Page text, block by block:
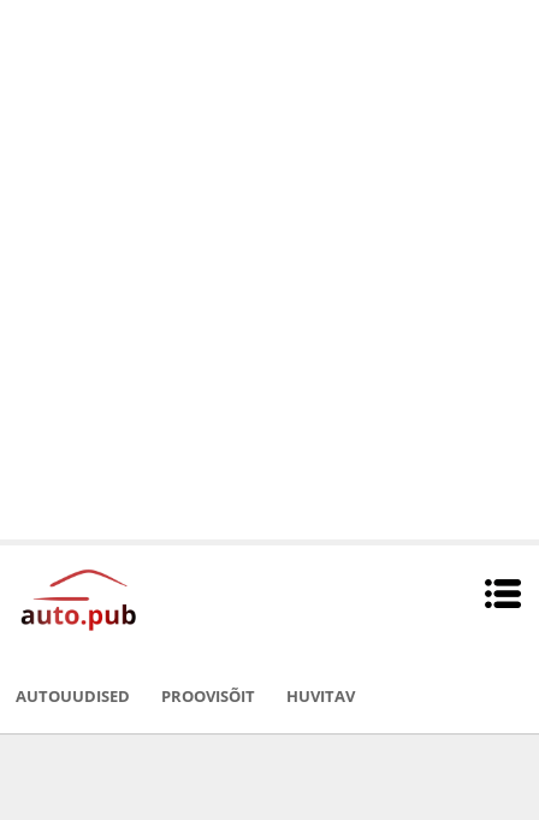
AUTOUUDISED PROOVISÕIT HUVITAV